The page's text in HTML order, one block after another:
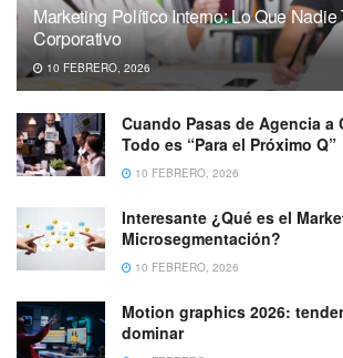
Marketing Político Interno: Lo Que Nadie
Corporativo
10 FEBRERO, 2026
Cuando Pasas de Agencia a
Todo es “Para el Próximo Q”
10 FEBRERO, 2026
Interesante ¿Qué es el
Microsegmentación?
10 FEBRERO, 2026
Motion graphics 2026:
dominar